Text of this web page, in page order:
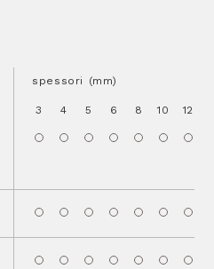
spessori (mm)
3 4 5 6 8 10 12